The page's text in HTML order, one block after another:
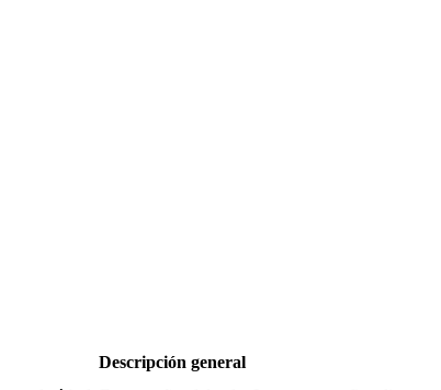
Descripción general